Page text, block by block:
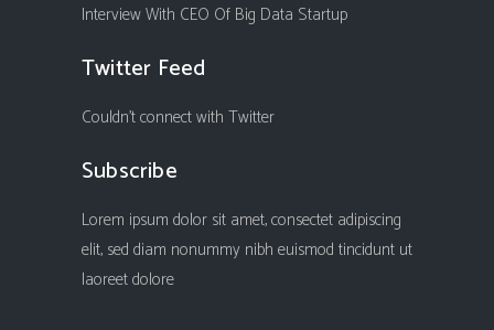
Interview With CEO Of Big Data Startup
Twitter Feed
Couldn't connect with Twitter
Subscribe
Lorem ipsum dolor sit amet, consectet adipiscing
elit, sed diam nonummy nibh euismod tincidunt ut
laoreet dolore